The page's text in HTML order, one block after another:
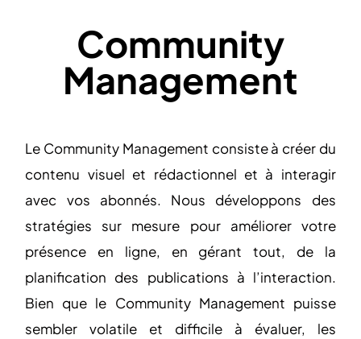
Community
Management
Le Community Management consiste à créer du
contenu visuel et rédactionnel et à interagir
avec vos abonnés. Nous développons des
stratégies sur mesure pour améliorer votre
présence en ligne, en gérant tout, de la
planification des publications à l’interaction.
Bien que le Community Management puisse
sembler volatile et difficile à évaluer, les